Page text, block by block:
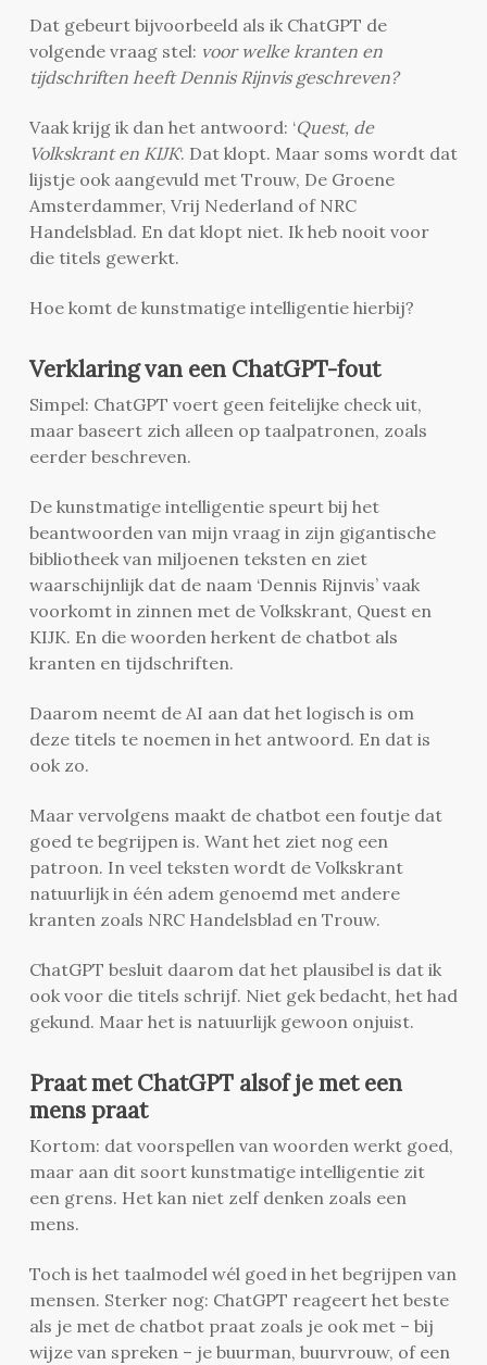
Dat gebeurt bijvoorbeeld als ik ChatGPT de
volgende vraag stel: voor welke kranten en
tijdschriften heeft Dennis Rijnvis geschreven?
Vaak krijg ik dan het antwoord: ‘Quest, de
Volkskrant en KIJK‘. Dat klopt. Maar soms wordt dat
lijstje ook aangevuld met Trouw, De Groene
Amsterdammer, Vrij Nederland of NRC
Handelsblad. En dat klopt niet. Ik heb nooit voor
die titels gewerkt.
Hoe komt de kunstmatige intelligentie hierbij?
Verklaring van een ChatGPT-fout
Simpel: ChatGPT voert geen feitelijke check uit,
maar baseert zich alleen op taalpatronen, zoals
eerder beschreven.
De kunstmatige intelligentie speurt bij het
beantwoorden van mijn vraag in zijn gigantische
bibliotheek van miljoenen teksten en ziet
waarschijnlijk dat de naam ‘Dennis Rijnvis’ vaak
voorkomt in zinnen met de Volkskrant, Quest en
KIJK. En die woorden herkent de chatbot als
kranten en tijdschriften.
Daarom neemt de AI aan dat het logisch is om
deze titels te noemen in het antwoord. En dat is
ook zo.
Maar vervolgens maakt de chatbot een foutje dat
goed te begrijpen is. Want het ziet nog een
patroon. In veel teksten wordt de Volkskrant
natuurlijk in één adem genoemd met andere
kranten zoals NRC Handelsblad en Trouw.
ChatGPT besluit daarom dat het plausibel is dat ik
ook voor die titels schrijf. Niet gek bedacht, het had
gekund. Maar het is natuurlijk gewoon onjuist.
Praat met ChatGPT alsof je met een
mens praat
Kortom: dat voorspellen van woorden werkt goed,
maar aan dit soort kunstmatige intelligentie zit
een grens. Het kan niet zelf denken zoals een
mens.
Toch is het taalmodel wél goed in het begrijpen van
mensen. Sterker nog: ChatGPT reageert het beste
als je met de chatbot praat zoals je ook met – bij
wijze van spreken – je buurman, buurvrouw, of een